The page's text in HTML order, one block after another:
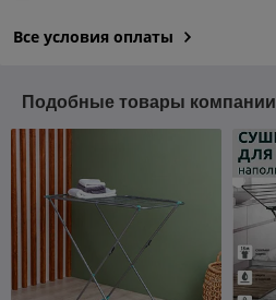
Все условия оплаты
Подобные товары компании